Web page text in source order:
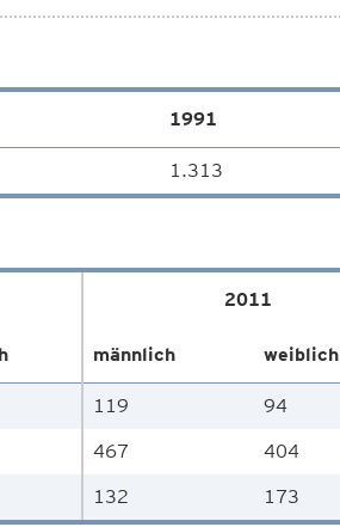
1991
1.313
2011
männlich weiblich
119
94
467
404
132
173